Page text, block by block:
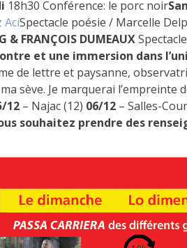
18h30 Conférence: le porc noir
AcíSpectacle poésie / Marcelle
& FRANÇOIS DUMEAUX
et une immersion dans
de lettre et paysanne,
sève. Je marquerai l’empreinte
12 – Najac (12) 06/12 – Salles-
souhaitez prendre des